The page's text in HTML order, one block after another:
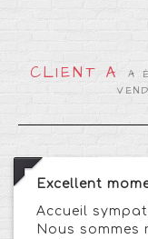
CLIENT A
A
Excellent
Accueil
Nous sommes